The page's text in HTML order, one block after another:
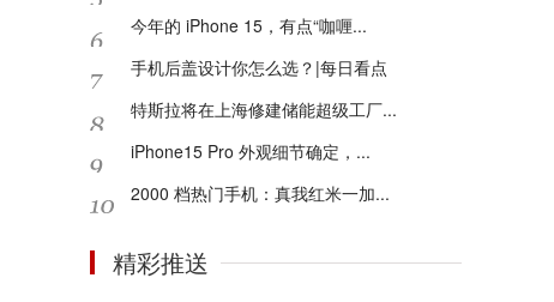
今年的 iPhone 15，有点“咖喱...
手机后盖设计你怎么选？|每日看点
特斯拉将在上海修建储能超级工厂...
iPhone15 Pro 外观细节确定，...
2000 档热门手机：真我红米一加...
精彩推送